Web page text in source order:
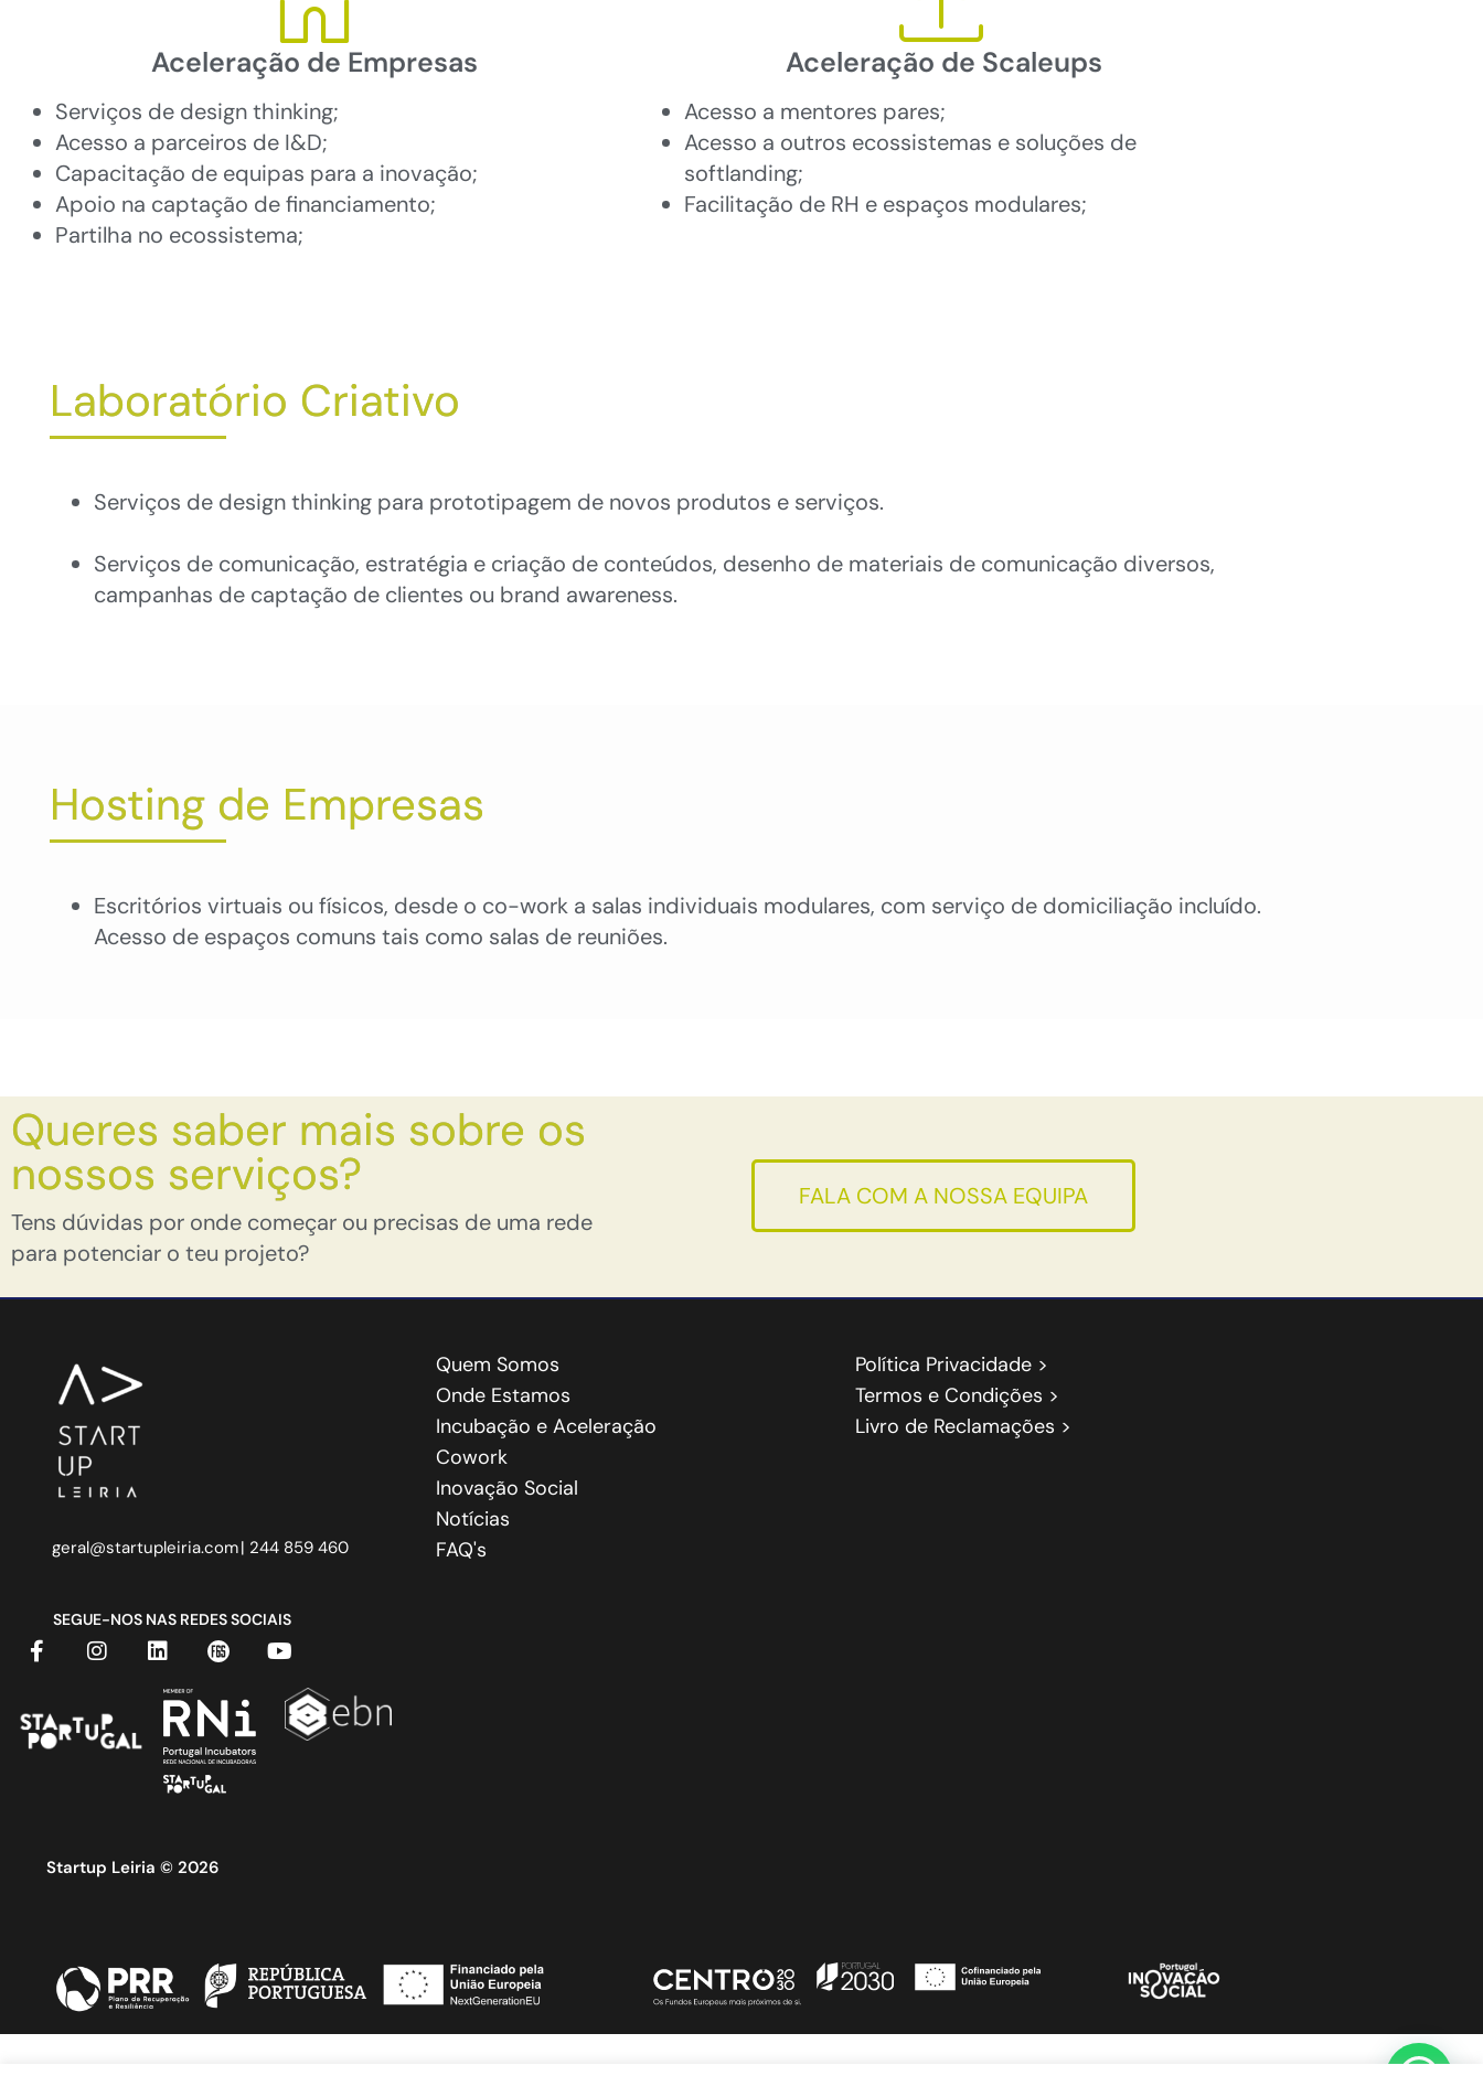
Aceleração de Empresas
Serviços de design thinking;
Acesso a parceiros de I&D;
Capacitação de equipas para a inovação;
Apoio na captação de financiamento;
Partilha no ecossistema;
Aceleração de Scaleups
Acesso a mentores pares;
Acesso a outros ecossistemas e soluções de
softlanding;
Facilitação de RH e espaços modulares;
Laboratório Criativo
Serviços de design thinking para prototipagem de novos produtos e serviços.
Serviços de comunicação, estratégia e criação de conteúdos, desenho de materiais de comunicação diversos,
campanhas de captação de clientes ou brand awareness.
Hosting de Empresas
Escritórios virtuais ou físicos, desde o co-work a salas individuais modulares, com serviço de domiciliação incluído.
Acesso de espaços comuns tais como salas de reuniões.
Queres saber mais sobre os
nossos serviços?
Tens dúvidas por onde começar ou precisas de uma rede
para potenciar o teu projeto?
FALA COM A NOSSA EQUIPA
geral@startupleiria.com| 244 859 460
SEGUE-NOS NAS REDES SOCIAIS
Startup Leiria © 2026
Quem Somos
Onde Estamos
Incubação e Aceleração
Cowork
Inovação Social
Notícias
FAQ's
Política Privacidade >
Termos e Condições >
Livro de Reclamações >